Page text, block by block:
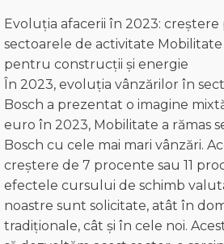
Evoluția afacerii în 2023:
sectoarele de activitate
pentru construcții și energie
În 2023, evoluția vânzărilor în
Bosch a prezentat o imagine
euro în 2023, Mobilitate a rămas
Bosch cu cele mai mari vânzări.
creștere de 7 procente sau 11
efectele cursului de schimb
noastre sunt solicitate, atât în
tradiționale, cât și în cele noi.